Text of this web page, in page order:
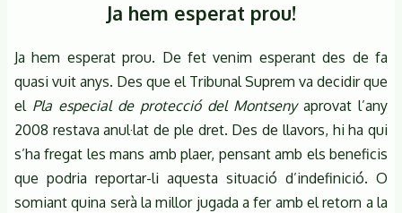
Ja hem esperat prou!
Ja hem esperat prou. De fet venim esperant des de fa
quasi vuit anys. Des que el Tribunal Suprem va decidir que
el Pla especial de protecció del Montsenyaprovat l’any
2008 restava anul·lat de ple dret. Des de llavors, hi ha qui
s’ha fregat les mans amb plaer, pensant amb els beneficis
que podria reportar-li aquesta situació d’indefinició. O
somiant quina serà la millor jugada a fer amb el retorn a la